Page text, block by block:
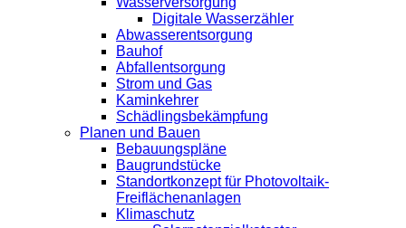
Digitale Wasserzähler
Abwasserentsorgung
Bauhof
Abfallentsorgung
Strom und Gas
Kaminkehrer
Schädlingsbekämpfung
Planen und Bauen
Bebauungspläne
Baugrundstücke
Standortkonzept für Photovoltaik-
Freiflächenanlagen
Klimaschutz